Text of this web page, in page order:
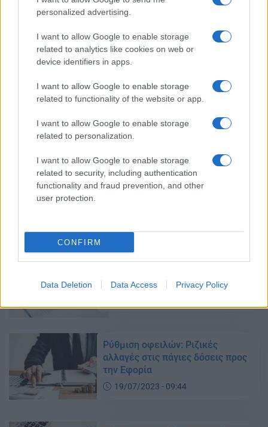
personalized advertising.
I want to allow Google to enable storage
related to analytics like cookies on web or
device identifiers in apps.
I want to allow Google to enable storage
related to functionality of the website or app.
I want to allow Google to enable storage
related to personalization.
I want to allow Google to enable storage
related to security, including authentication
functionality and fraud prevention, and other
user protection.
CONFIRM
Data Deletion Data Access Privacy Policy
ΑΛΛΑΓΕΣ στις ρυθμίσεις
οφειλών: Έρχονται μεγαλύτερα
«κουρέματα» και περισσότερες
δόσεις
Εφορία – Ρυθμίσεις χρεών: Ποιές
αλλαγές έρχονται για τους
οφειλέτες
Νέα ρύθμιση για οφειλές στον
στο Δημόσιο το φθινόπωρο
Ρύθμιση οφειλών: Ριζικές
αλλαγές στις πάγιες δόσεις προς
την Εφορία
19/07/2023 - 09:44